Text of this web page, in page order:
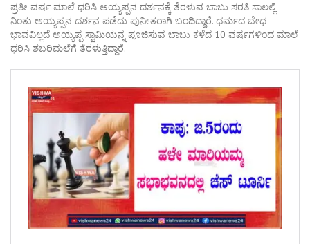
ಪ್ರತೀ ವರ್ಷ ಮಾಲೆ ಧರಿಸಿ ಅಯ್ಯಪ್ಪನ ದರ್ಶನಕ್ಕೆ ತೆರಳುವ ಬಾಬು ಸರತಿ ಸಾಲಲ್ಲಿ
ನಿಂತು ಅಯ್ಯಪ್ಪನ ದರ್ಶನ ಪಡೆದು ಪುನೀತರಾಗಿ ಬಂದಿದ್ದಾರೆ. ಧರ್ಮದ ಬೇಧ
ಭಾವವಿಲ್ಲದೆ ಅಯ್ಯಪ್ಪ ಸ್ವಾಮಿಯನ್ನ ಪೂಜಿಸುವ ಬಾಬು ಕಳೆದ 10 ವರ್ಷಗಳಿಂದ ಮಾಲೆ
ಧರಿಸಿ ಶಬರಿಮಲೆಗೆ ತೆರಳುತ್ತಿದ್ದಾರೆ.